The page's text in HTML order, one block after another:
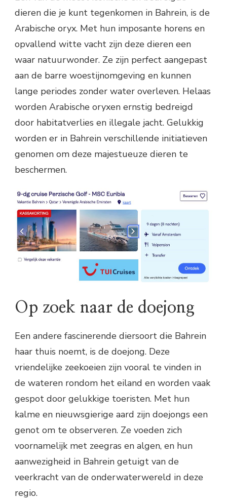
dieren die je kunt tegenkomen in Bahrein, is de
Arabische oryx. Met hun imposante horens en
opvallend witte vacht zijn deze dieren een
waar natuurwonder. Ze zijn perfect aangepast
aan de barre woestijnomgeving en kunnen
lange periodes zonder water overleven. Helaas
worden Arabische oryxen ernstig bedreigd
door habitatverlies en illegale jacht. Gelukkig
worden er in Bahrein verschillende initiatieven
genomen om deze majestueuze dieren te
beschermen.
Op zoek naar de doejong
Een andere fascinerende diersoort die Bahrein
haar thuis noemt, is de doejong. Deze
vriendelijke zeekoeien zijn vooral te vinden in
de wateren rondom het eiland en worden vaak
gespot door gelukkige toeristen. Met hun
kalme en nieuwsgierige aard zijn doejongs een
genot om te observeren. Ze voeden zich
voornamelijk met zeegras en algen, en hun
aanwezigheid in Bahrein getuigt van de
veerkracht van de onderwaterwereld in deze
regio.